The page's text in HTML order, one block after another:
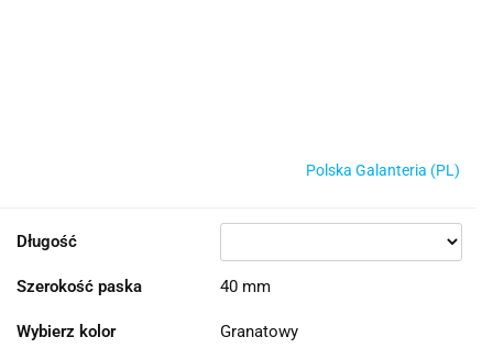
Polska Galanteria (PL)
Długość
Szerokość paska 40 mm
Wybierz kolor Granatowy